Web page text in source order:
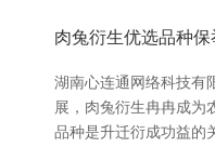
肉兔衍生优选品种保
湖南心连通网络科技有
展，肉兔衍生冉冉成为
品种是升迁衍成功益的